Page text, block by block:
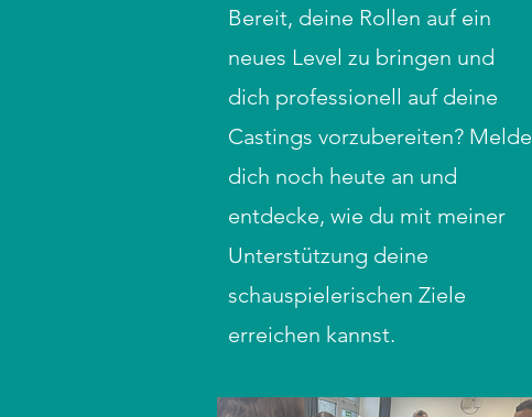
Bereit, deine Rollen auf ein
neues Level zu bringen und
dich professionell auf deine
Castings vorzubereiten? Melde
dich noch heute an und
entdecke, wie du mit meiner
Unterstützung deine
schauspielerischen Ziele
erreichen kannst.